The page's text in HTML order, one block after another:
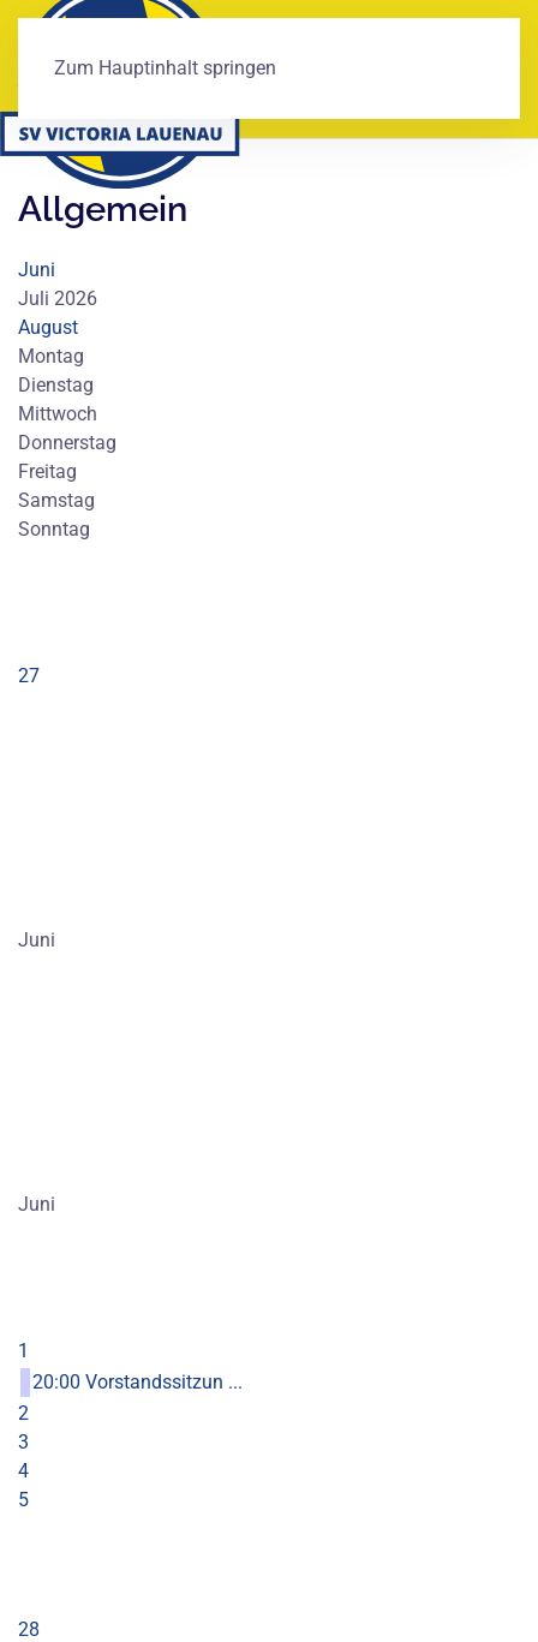
Zum Hauptinhalt springen
Allgemein
Juni
Juli 2026
August
Montag
Dienstag
Mittwoch
Donnerstag
Freitag
Samstag
Sonntag
27
Juni
Juni
1
20:00 Vorstandssitzun ...
2
3
4
5
28